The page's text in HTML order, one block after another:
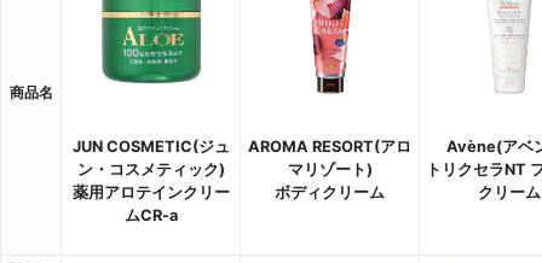
商品名
JUN COSMETIC(ジュ
ン・コスメティック)
薬用アロテインクリー
ムCR-a
AROMA RESORT(アロ
マリゾート)
ボディクリーム
Avène(アベ
トリクセラNT
クリーム